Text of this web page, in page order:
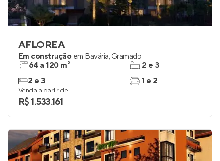
AFLOREA
Em construção em Bavária, Gramado
64 a 120 m²
2 e 3
2 e 3
1 e 2
Venda a partir de
R$ 1.533.161